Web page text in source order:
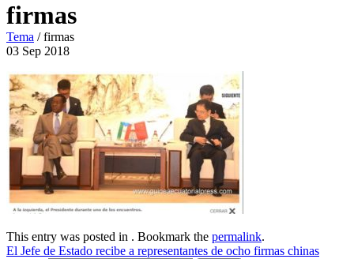
firmas
Tema /firmas
03 Sep 2018
This entry was posted in . Bookmark the permalink.
El Jefe de Estado recibe a representantes de ocho firmas chinas